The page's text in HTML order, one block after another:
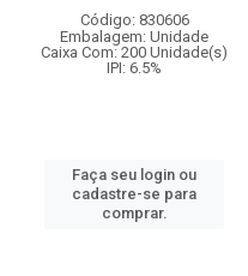
Código: 830606
Embalagem: Unidade
Caixa Com: 200 Unidade(s)
IPI: 6.5%
Faça seu login ou
cadastre-se para
comprar.